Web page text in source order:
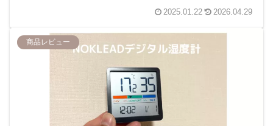
2025.01.22 2026.04.29
商品レビュー